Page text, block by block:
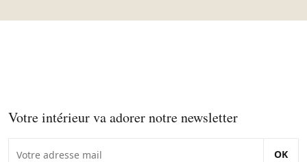
Votre intérieur va adorer notre newsletter
OK